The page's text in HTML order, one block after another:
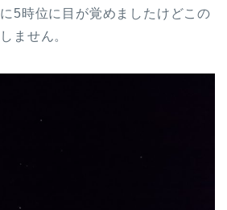
5時位に目が覚めましたけどこの
ません。